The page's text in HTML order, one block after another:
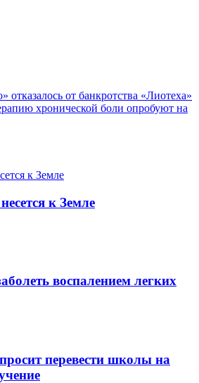
отказалось от банкротства «Лиотеха»
хронической боли опробуют на
к Земле
воспалением легких
перевести школы на